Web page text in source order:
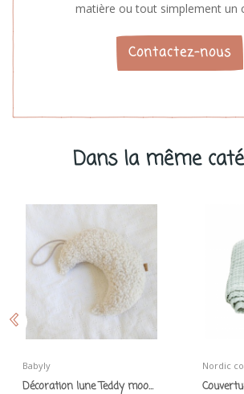
matière ou tout simplement un
Contactez-nous
Dans la même
Babyly
Décoration lune Teddy moon maille bouclette...
Nordic